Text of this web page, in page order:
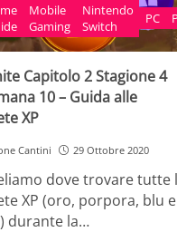
Mobile
Gaming
Nintendo
Switch
PC
Capitolo 2 Stagione 4
10 – Guida alle
XP
Cantini 29 Ottobre 2020
dove trovare tutte
XP (oro, porpora, blu e
durante la…